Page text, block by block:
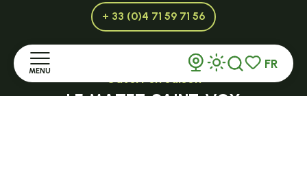
MENU
Voir les
Recherche
FR
+ 33 (0)4 71 59 71 56
Ouvert en saison
LE MAZET-SAINT-VOY